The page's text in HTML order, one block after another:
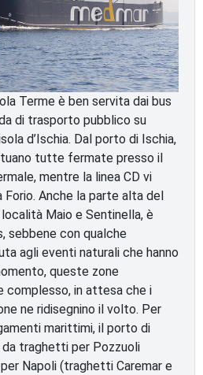
Terme è ben servita dai bus
di trasporto pubblico su
d’Ischia. Dal porto di Ischia,
tutte fermate presso il
mentre la linea CD vi
Anche la parte alta del
Maio e Sentinella, è
sebbene con qualche
agli eventi naturali che hanno
queste zone
complesso, in attesa che i
ne ridisegnino il volto. Per
marittimi, il porto di
traghetti per Pozzuoli
Napoli (traghetti Caremar e